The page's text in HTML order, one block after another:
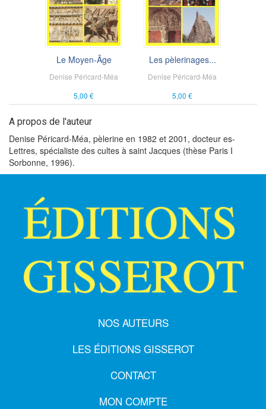
Le Moyen-Âge
Denise Péricard-Méa
5,00 €
Les pèlerinages...
Denise Péricard-Méa
5,00 €
A propos de l'auteur
Denise Péricard-Méa, pèlerine en 1982 et 2001, docteur es-
Lettres, spécialiste des cultes à saint Jacques (thèse Paris I
Sorbonne, 1996).
NOS AUTEURS
LES ÉDITIONS GISSEROT
CONTACT
MON COMPTE